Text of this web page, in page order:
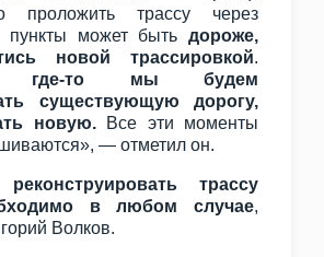
проложить трассу через
пункты может быть дороже,
новой трассировкой.
где-то мы будем
существующую дорогу,
новую.Все эти моменты
— отметил он.
реконструировать трассу
в любом случае,
Волков.